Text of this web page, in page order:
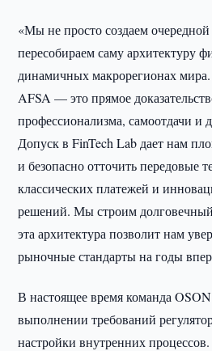
«Мы не просто создаем
пересобираем саму архитектуру
динамичных макрорегионах
AFSA — это прямое
профессионализма, самоотдачи и
Допуск в FinTech Lab дает нам
и безопасно отточить передовые
классических платежей и
решений. Мы строим долговечный
эта архитектура позволит нам
рыночные стандарты на годы
В настоящее время команда
выполнении требований
настройки внутренних